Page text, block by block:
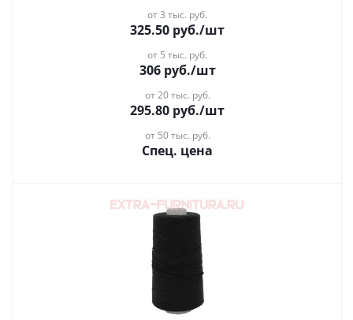
от 3 тыс. руб.
325.50 руб./шт
от 5 тыс. руб.
306руб./шт
от 20 тыс. руб.
295.80 руб./шт
от 50 тыс. руб.
Спец. цена